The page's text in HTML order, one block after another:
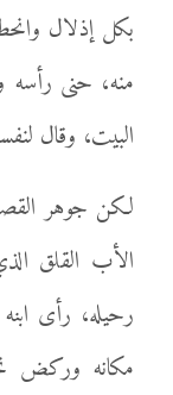
بكل إذلال
منه، حنى رأسه
البيت، وقال
لكن جوهر
الأب القلق
رحيله، رأى
مكانه وركض